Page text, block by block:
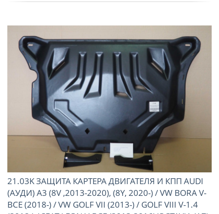
21.03K ЗАЩИТА КАРТЕРА ДВИГАТЕЛЯ И КПП AUDI
(АУДИ) A3 (8V ,2013-2020), (8Y, 2020-) / VW BORA V-
ВСЕ (2018-) / VW GOLF VII (2013-) / GOLF VIII V-1.4